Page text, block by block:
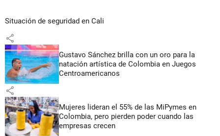
Situación de seguridad en Cali
share
Gustavo Sánchez brilla con un oro para la
natación artística de Colombia en Juegos
Centroamericanos
share
Mujeres lideran el 55% de las MiPymes en
Colombia, pero pierden poder cuando las
empresas crecen